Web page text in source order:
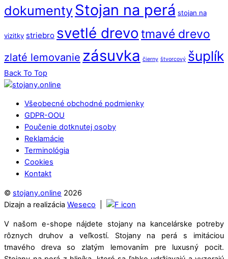
dokumenty Stojan na perá stojan na
vizitky striebro svetlé drevotmavé drevo
zlaté lemovanie zásuvka čierny štvorcový šuplík
Back To Top
Všeobecné obchodné podmienky
GDPR-OOU
Poučenie dotknutej osoby
Reklamácie
Terminológia
Cookies
Kontakt
© stojany.online 2026
Dizajn a realizácia Weseco
V našom e-shope nájdete stojany na kancelárske potreby
rôznych druhov a veľkostí. Stojany na perá s imitáciou
tmavého dreva so zlatým lemovaním pre luxusný pocit.